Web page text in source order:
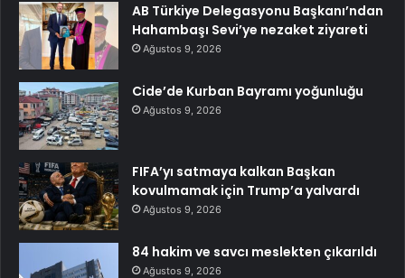
AB Türkiye Delegasyonu Başkanı’ndan
Hahambaşı Sevi’ye nezaket ziyareti
Ağustos 9, 2026
Cide’de Kurban Bayramı yoğunluğu
Ağustos 9, 2026
FIFA’yı satmaya kalkan Başkan
kovulmamak için Trump’a yalvardı
Ağustos 9, 2026
84 hakim ve savcı meslekten çıkarıldı
Ağustos 9, 2026